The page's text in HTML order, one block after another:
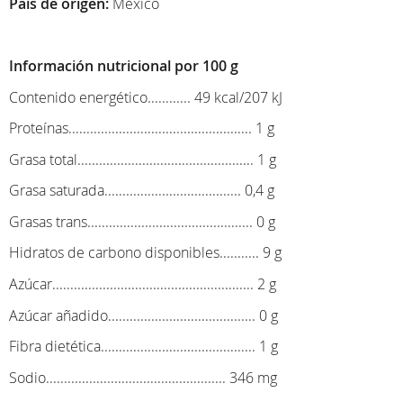
Información nutricional por 100 g
Contenido energético............ 49 kcal/207 kJ
Proteínas................................................... 1 g
Grasa total................................................. 1 g
Grasa saturada...................................... 0,4 g
Grasas trans.............................................. 0 g
Hidratos de carbono disponibles........... 9 g
Azúcar........................................................ 2 g
Azúcar añadido......................................... 0 g
Fibra dietética........................................... 1 g
Sodio.................................................. 346 mg